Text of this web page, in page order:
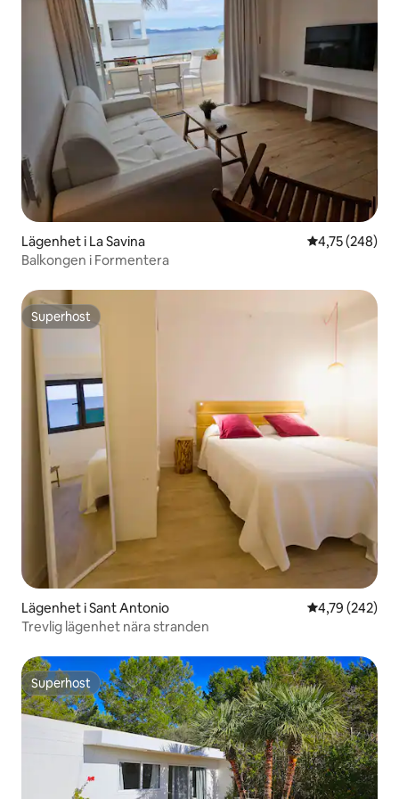
Lägenhet i La Savina 4,75 av 5 i
4,75 (248)
Balkongen i Formentera
Superhost
Superhost
Lägenhet i Sant Antonio 4,79 av 5 i
4,79 (242)
Trevlig lägenhet nära stranden
Superhost
Superhost